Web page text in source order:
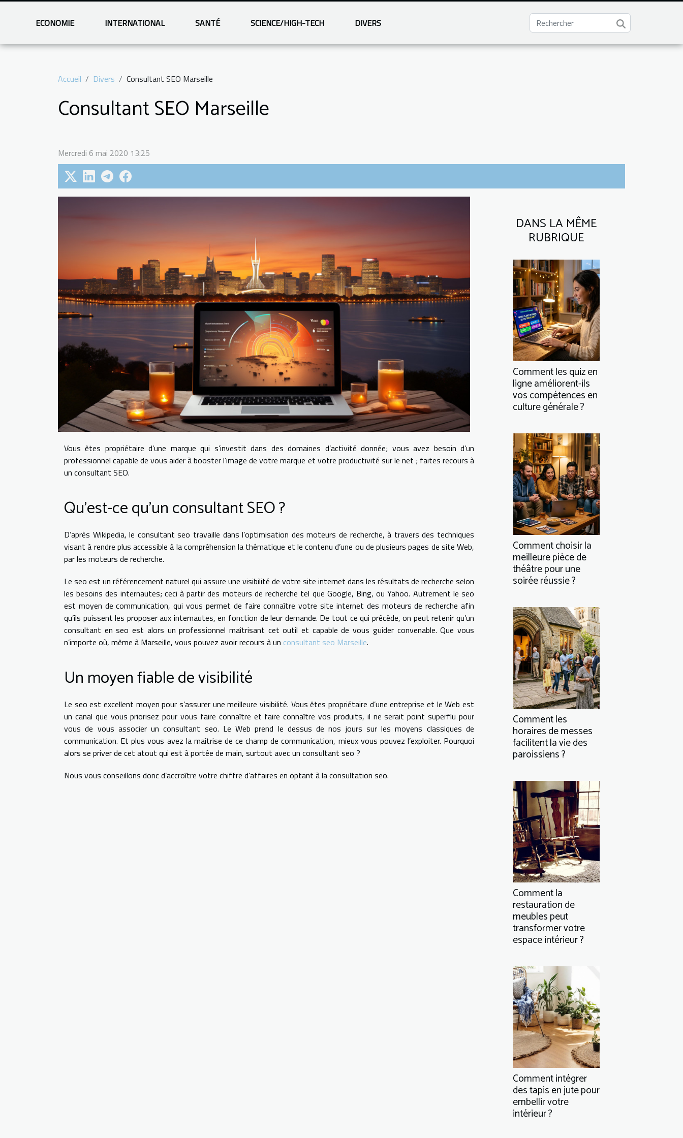
ECONOMIE INTERNATIONAL SANTÉ SCIENCE/HIGH-TECH DIVERS
Accueil Divers Consultant SEO Marseille
Consultant SEO Marseille
Mercredi 6 mai 2020 13:25
Vous êtes propriétaire d’une marque qui s’investit dans des domaines d’activité donnée; vous avez besoin d’un
professionnel capable de vous aider à booster l’image de votre marque et votre productivité sur le net ; faites recours à
un consultant SEO.
Qu’est-ce qu’un consultant SEO ?
D’après Wikipedia, le consultant seo travaille dans l’optimisation des moteurs de recherche, à travers des techniques
visant à rendre plus accessible à la compréhension la thématique et le contenu d’une ou de plusieurs pages de site Web,
par les moteurs de recherche.
Le seo est un référencement naturel qui assure une visibilité de votre site internet dans les résultats de recherche selon
les besoins des internautes; ceci à partir des moteurs de recherche tel que Google, Bing, ou Yahoo. Autrement le seo
est moyen de communication, qui vous permet de faire connaître votre site internet des moteurs de recherche afin
qu’ils puissent les proposer aux internautes, en fonction de leur demande. De tout ce qui précède, on peut retenir qu’un
consultant en seo est alors un professionnel maîtrisant cet outil et capable de vous guider convenable. Que vous
n’importe où, même à Marseille, vous pouvez avoir recours à un consultant seo Marseille.
Un moyen fiable de visibilité
Le seo est excellent moyen pour s’assurer une meilleure visibilité. Vous êtes propriétaire d’une entreprise et le Web est
un canal que vous priorisez pour vous faire connaître et faire connaître vos produits, il ne serait point superflu pour
vous de vous associer un consultant seo. Le Web prend le dessus de nos jours sur les moyens classiques de
communication. Et plus vous avez la maîtrise de ce champ de communication, mieux vous pouvez l’exploiter. Pourquoi
alors se priver de cet atout qui est à portée de main, surtout avec un consultant seo ?
Nous vous conseillons donc d’accroître votre chiffre d’affaires en optant à la consultation seo.
DANS LA MÊME
RUBRIQUE
Comment les quiz en
ligne améliorent-ils
vos compétences en
culture générale ?
Comment choisir la
meilleure pièce de
théâtre pour une
soirée réussie ?
Comment les
horaires de messes
facilitent la vie des
paroissiens ?
Comment la
restauration de
meubles peut
transformer votre
espace intérieur ?
Comment intégrer
des tapis en jute pour
embellir votre
intérieur ?